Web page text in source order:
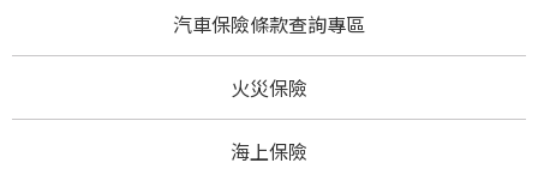
汽車保險條款查詢專區
火災保險
海上保險